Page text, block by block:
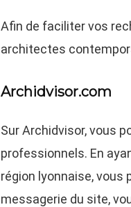
Afin de faciliter vos
architectes
Archidvisor.com
Sur Archidvisor, vous
professionnels. En
région lyonnaise, vous
messagerie du site,